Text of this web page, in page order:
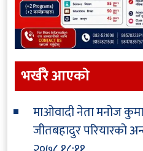
भर्खरै आएकाे
माओवादी नेता मनोज
जीतबहादुर परियारको